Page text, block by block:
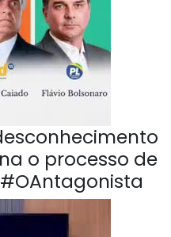
o processo de